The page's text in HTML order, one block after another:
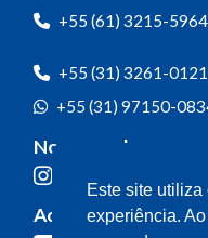
+55 (61) 3215-5964
+55 (31) 3261-0121
+55 (31) 97150-
Nossas redes
Acompanhe o meu
Este site
experiência.